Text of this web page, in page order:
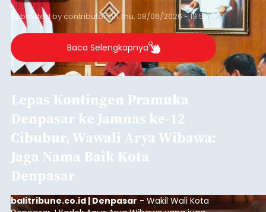
Submitted bycontributoronThu, 08/06/2026 - 19:59
Baca Selengkapnya
Lepas Kontingen Pramuka
Denpasar ke Jamnas ke-12
Cibubur, Wawali Arya Wibawa:
Jaga Nama Baik Kota
Denpasar
balitribune.co.id | Denpasar- Wakil Wali Kota